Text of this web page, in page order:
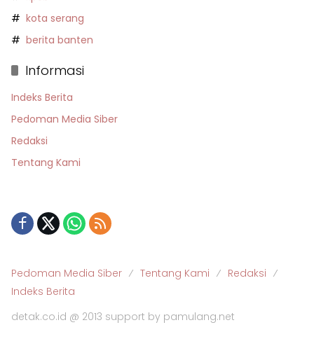
kota serang
berita banten
Informasi
Indeks Berita
Pedoman Media Siber
Redaksi
Tentang Kami
Pedoman Media Siber Tentang Kami
Redaksi
Indeks Berita
detak.co.id @ 2013 support by pamulang.net